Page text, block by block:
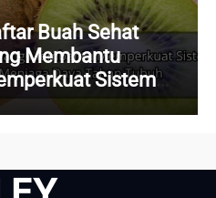
Buah Sehat
Membantu
Sistem
dan Menjaga